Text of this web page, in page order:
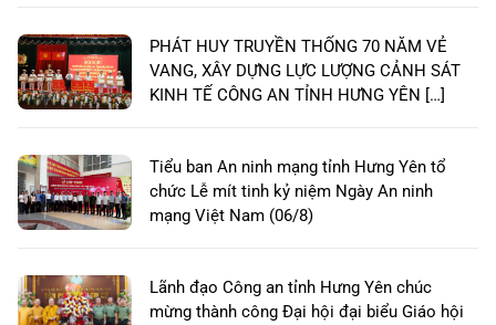
PHÁT HUY TRUYỀN THỐNG 70 NĂM VẺ
VANG, XÂY DỰNG LỰC LƯỢNG CẢNH SÁT
KINH TẾ CÔNG AN TỈNH HƯNG YÊN […]
Tiểu ban An ninh mạng tỉnh Hưng Yên tổ
chức Lễ mít tinh kỷ niệm Ngày An ninh
mạng Việt Nam (06/8)
Lãnh đạo Công an tỉnh Hưng Yên chúc
mừng thành công Đại hội đại biểu Giáo hội